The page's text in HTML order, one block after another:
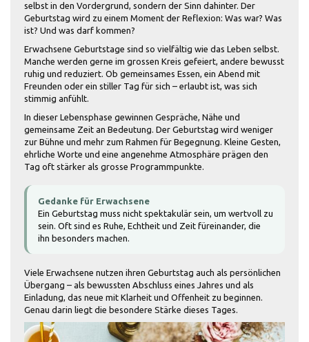
selbst in den Vordergrund, sondern der Sinn dahinter. Der
Geburtstag wird zu einem Moment der Reflexion: Was war? Was
ist? Und was darf kommen?
Erwachsene Geburtstage sind so vielfältig wie das Leben selbst.
Manche werden gerne im grossen Kreis gefeiert, andere bewusst
ruhig und reduziert. Ob gemeinsames Essen, ein Abend mit
Freunden oder ein stiller Tag für sich – erlaubt ist, was sich
stimmig anfühlt.
In dieser Lebensphase gewinnen Gespräche, Nähe und
gemeinsame Zeit an Bedeutung. Der Geburtstag wird weniger
zur Bühne und mehr zum Rahmen für Begegnung. Kleine Gesten,
ehrliche Worte und eine angenehme Atmosphäre prägen den
Tag oft stärker als grosse Programmpunkte.
Gedanke für Erwachsene
Ein Geburtstag muss nicht spektakulär sein, um wertvoll zu
sein. Oft sind es Ruhe, Echtheit und Zeit füreinander, die
ihn besonders machen.
Viele Erwachsene nutzen ihren Geburtstag auch als persönlichen
Übergang – als bewussten Abschluss eines Jahres und als
Einladung, das neue mit Klarheit und Offenheit zu beginnen.
Genau darin liegt die besondere Stärke dieses Tages.